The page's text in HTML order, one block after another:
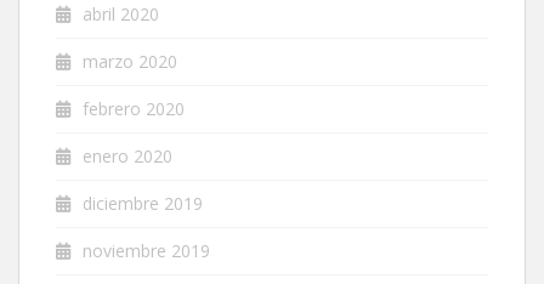
abril 2020
marzo 2020
febrero 2020
enero 2020
diciembre 2019
noviembre 2019